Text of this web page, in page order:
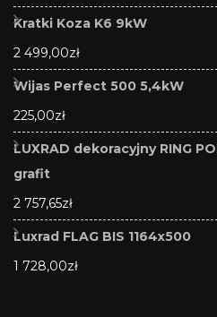
Kratki Koza K6 9kW
2 499,00zł
Wijas Perfect 500 5,4kW
225,00zł
LUXRAD dekoracyjny RING
grafit
2 757,65zł
Luxrad FLAG BIS 1164x500
1 728,00zł